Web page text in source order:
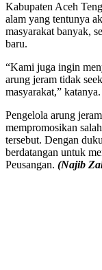
Kabupaten Aceh
alam yang tentunya
masyarakat banyak,
baru.
“Kami juga ingin
arung jeram tidak
masyarakat,” katanya.
Pengelola arung
mempromosikan
tersebut. Dengan
berdatangan untuk
Peusangan. (Najib